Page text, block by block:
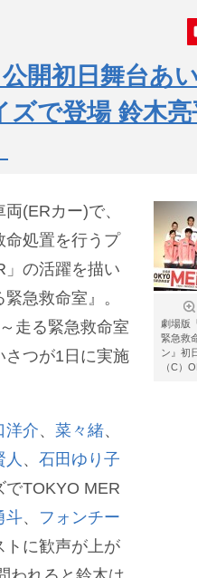
開初日舞台あ
で登場 鈴木亮
劇場版
緊急救
ン』初
（C）
(ERカー)で、
命処置を行うプ
」の活躍を描い
急救命室』。
走る緊急救命室
さつが1日に実施
洋介、 菜々緒、
人 、 石田ゆり子
でTOKYO MER
斗、 フォンチー
トに歓声が上が